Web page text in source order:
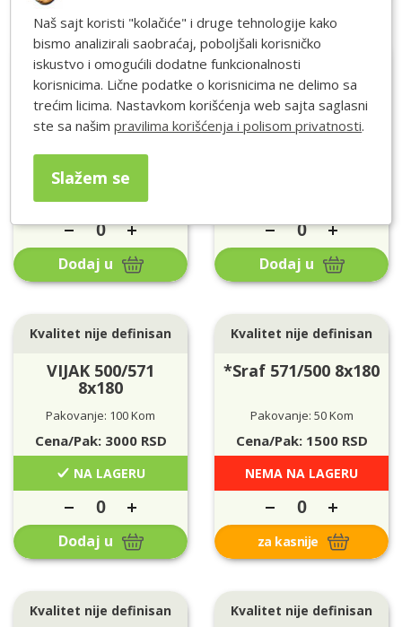
Kvalitet nije definisan
VIJAK 500/571
8x150
Pakovanje: 120 Kom
Dodaj u
Kvalitet nije definisan
VIJAK 500/571
8x160
Pakovanje: 50 Kom
Dodaj u
Kvalitet nije definisan
VIJAK 500/571
8x180
Pakovanje: 100 Kom
Cena/Pak: 3000RSD
NA LAGERU
Dodaj u
Kvalitet nije definisan
*Sraf 571/500 8x180
Pakovanje: 50 Kom
Cena/Pak: 1500RSD
NEMA NA LAGERU
za kasnije
Kvalitet nije definisan Kvalitet nije definisan
Naš sajt koristi "kolačiće" i druge tehnologije kako
bismo analizirali saobraćaj, poboljšali korisničko
iskustvo i omogućili dodatne funkcionalnosti
korisnicima. Lične podatke o korisnicima ne delimo sa
trećim licima. Nastavkom korišćenja web sajta saglasni
ste sa našimpravilima korišćenja i polisom privatnosti.
Slažem se